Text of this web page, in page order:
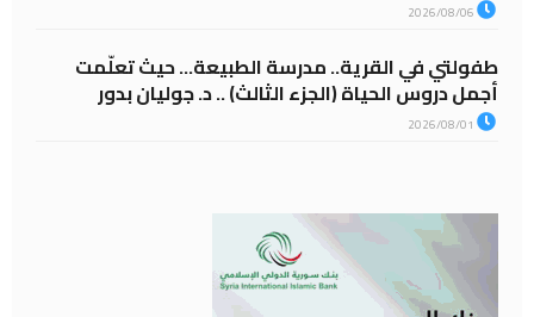
طفولتي في القرية.. مدرسة الطبيعة… حيث تعلّمت
أجمل دروس الحياة (الجزء الثالث) .. د. جوليان بدور